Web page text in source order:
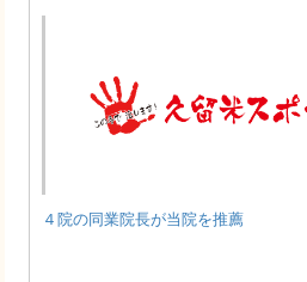
４院の同業院長が当院を推薦